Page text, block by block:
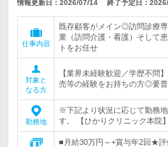
情報更新日：2026/07/14 終了予定日：
仕事内容
既存顧客がメイン◎訪問診療
業（訪問介護・看護）そして
トをお任せ
対象と
なる方
【業界未経験歓迎／学歴不問
売等の経験をお持ちの方◎要
勤務地
※下記より状況に応じて勤務
す。 【ひかりクリニック本院
■月給30万円～+賞与年2回★